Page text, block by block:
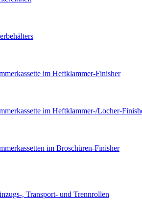
im Heftklammer-Finisher
im Heftklammer-/Locher-
im Broschüren-Finisher
, Transport- und Trennrollen